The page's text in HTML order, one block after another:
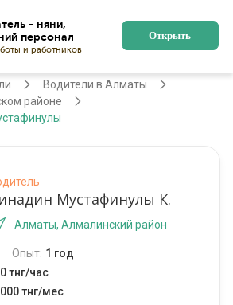
- няни,
Поиск работы и работников
Открыть
Алматы Регистрация
Водители в Алматы
районе
Мустафинулы К.
Алматы, Алмалинский район
Опыт: 1 год
тнг/час
тнг/мес